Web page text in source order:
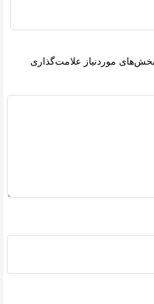
بخش‌های موردنیاز علامت‌گذاری